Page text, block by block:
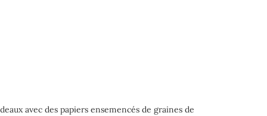
avec des papiers ensemencés de graines de